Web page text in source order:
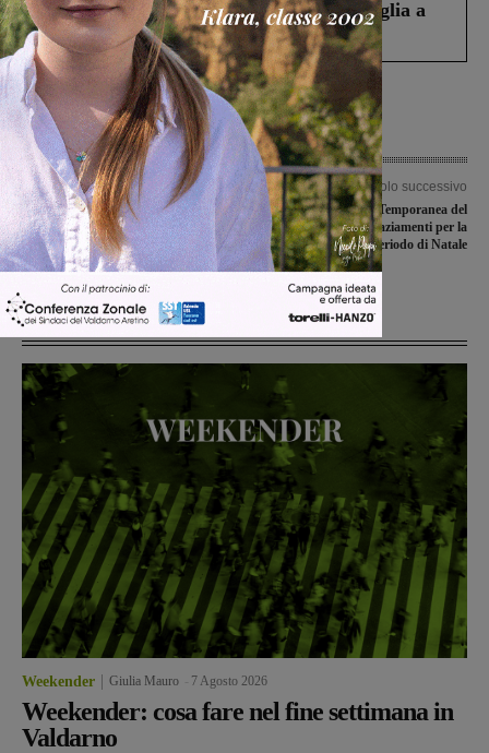
Fiorentino l’uomo che aveva ucciso la figlia a
Levane nel 2020
Articolo precedente
Oggi la giornata mondiale della lotta
al cancro. In Valdarno si attende
ancora l’istituzione del Registro dei
Tumori
Articolo successivo
Progetto Banca Temporanea del
Lavoro: i ringraziamenti per la
somma raccolta nel periodo di Natale
Ultime Notizie
Weekender Giulia Mauro 7 Agosto 2026
Weekender: cosa fare nel fine settimana in
Valdarno